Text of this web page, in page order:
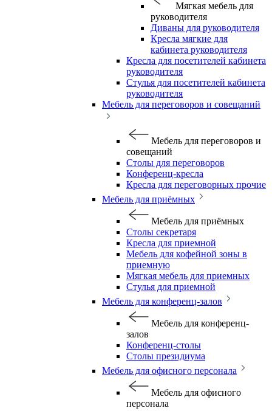
Мягкая мебель для
руководителя
Диваны для руководителя
Кресла мягкие для
кабинета руководителя
Кресла для посетителей кабинета
руководителя
Стулья для посетителей кабинета
руководителя
Мебель для переговоров и совещаний
Мебель для переговоров и
совещаний
Столы для переговоров
Конференц-кресла
Кресла для переговорных прочие
Мебель для приёмных
Мебель для приёмных
Столы секретаря
Кресла для приемной
Мебель для кофейной зоны в
приемную
Мягкая мебель для приемных
Стулья для приемной
Мебель для конференц-залов
Мебель для конференц-
залов
Конференц-столы
Столы президиума
Мебель для офисного персонала
Мебель для офисного
персонала